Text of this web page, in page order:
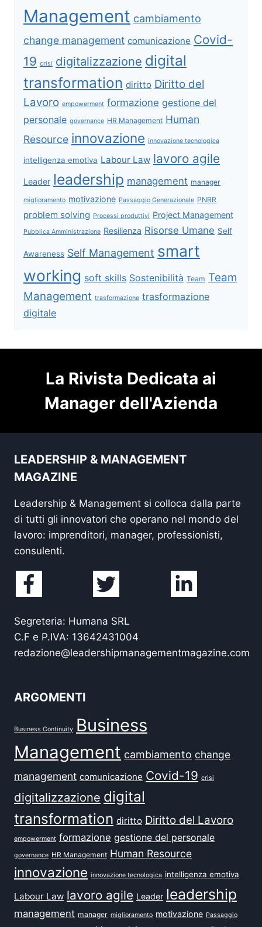
Management cambiamento
change management comunicazione Covid-
19 crisi digitalizzazione digital
transformation diritto Diritto del
Lavoro empowerment formazione gestione del
personale governance HR Management Human
Resource innovazione innovazione tecnologica
intelligenza emotiva Labour Law lavoro agile
Leader leadership management manager
miglioramento motivazione Passaggio Generazionale PNRR
problem solving Processi produttivi Project Management
Pubblica Amministrazione Resilienza Risorse Umane Self
Awareness Self Management smart
working soft skills Sostenibilità Team Team
Management trasformazione trasformazione
digitale
La Rivista Dedicata ai
Manager dell'Azienda
LEADERSHIP & MANAGEMENT
MAGAZINE
Leadership & Management si colloca dalla parte
di tutti gli innovatori che operano nel mondo del
lavoro: imprenditori, manager, professionisti,
consulenti.
Segreteria: Humana SRL
C.F e P.IVA: 13642431004
redazione@leadershipmanagementmagazine.com
ARGOMENTI
Business Continuity Business
Management cambiamento change
management comunicazione Covid-19 crisi
digitalizzazione digital
transformation diritto Diritto del Lavoro
empowerment formazione gestione del personale
governance HR Management Human Resource
innovazione innovazione tecnologica intelligenza emotiva
Labour Law lavoro agile Leader leadership
management manager miglioramento motivazione Passaggio